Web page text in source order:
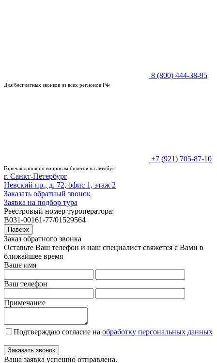
8 (800) 444-38-95
Для бесплатных звонков из всех регионов РФ
+7 (921) 705-87-10
Горячая линия по вопросам билетов на автобус
г. Санкт-Петербург
Невский пр., д. 72, офис 1, этаж 2
Заказать обратный звонок
Заявка на подбор тура
Реестровый номер туроператора:
В031-00161-77/01529564
Наверх
Заказ обратного звонка
Оставьте Ваш телефон и наш специалист свяжется с Вами в
ближайшее время
Ваше имя
Ваш телефон
Примечание
Подтверждаю согласие на обработку персональных данных
Заказать звонок
Ваша заявка успешно отправлена.